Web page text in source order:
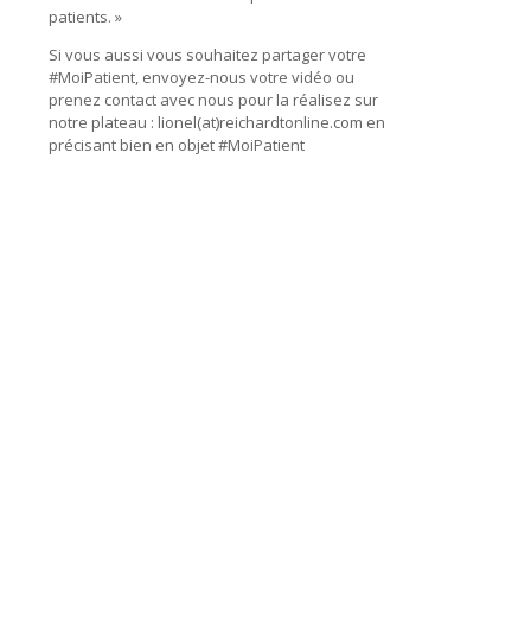
patients. »
Si vous aussi vous souhaitez partager votre
#MoiPatient, envoyez-nous votre vidéo ou
prenez contact avec nous pour la réalisez sur
notre plateau : lionel(at)reichardtonline.com en
précisant bien en objet #MoiPatient